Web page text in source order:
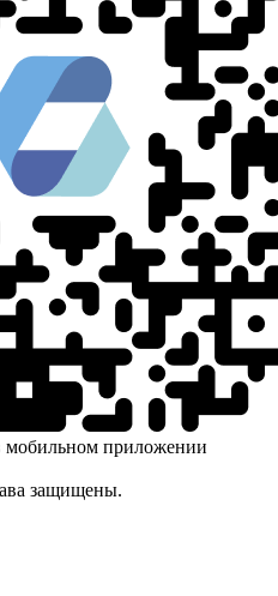
приложении
защищены.